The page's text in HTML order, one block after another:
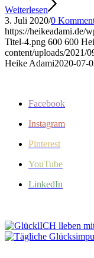
Weiterlesen
3. Juli 2020/0
https://heikeadami.de/
Titel-4.png 600 600
content/uploads/2021/
Heike Adami2020-07-
Facebook
Instagram
Pinterest
YouTube
LinkedIn